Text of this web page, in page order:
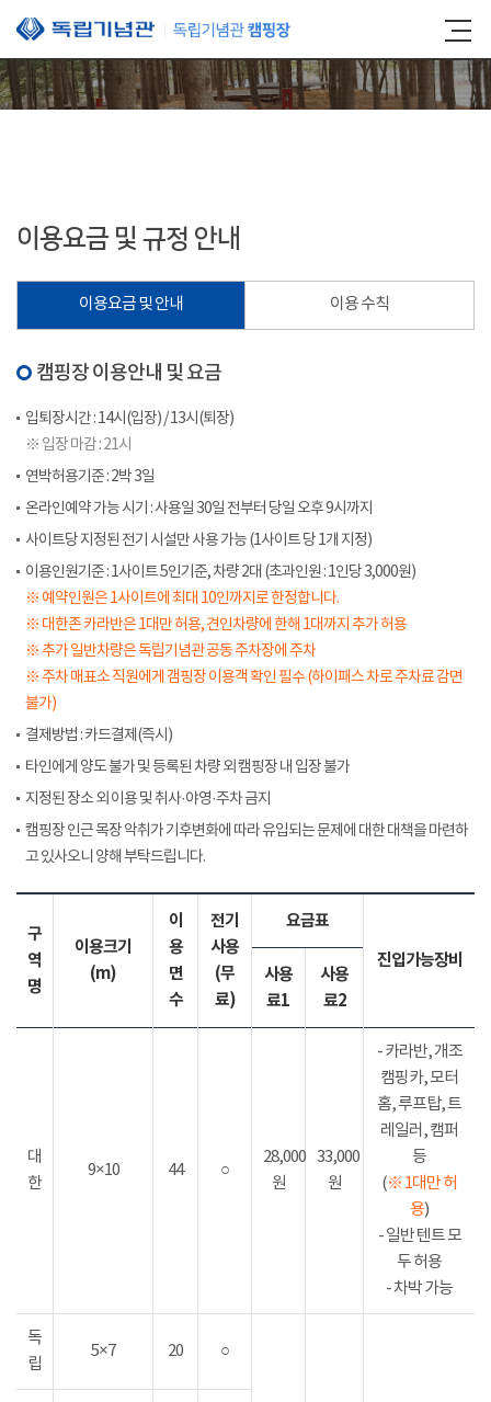
본문 바로가기
이용요금 및 규정 안내
이용요금 및 안내 이용 수칙
캠핑장 이용안내 및 요금
입퇴장시간 : 14시(입장) / 13시(퇴장)
※ 입장 마감 : 21시
연박허용기준 : 2박 3일
온라인예약 가능 시기 : 사용일 30일 전부터 당일 오후 9시까지
사이트당 지정된 전기 시설만 사용 가능 (1사이트 당 1개 지정)
이용인원기준 : 1사이트 5인기준, 차량 2대 (초과인원 : 1인당 3,000원)
※ 예약인원은 1사이트에 최대 10인까지로 한정합니다.
※ 대한존 카라반은 1대만 허용, 견인차량에 한해 1대까지 추가 허용
※ 추가 일반차량은 독립기념관 공동 주차장에 주차
※ 주차 매표소 직원에게 갬핑장 이용객 확인 필수 (하이패스 차로 주차료 감면
불가)
결제방법 : 카드결제(즉시)
타인에게 양도 불가 및 등록된 차량 외 캠핑장 내 입장 불가
지정된 장소 외 이용 및 취사·야영·주차 금지
캠핑장 인근 목장 악취가 기후변화에 따라 유입되는 문제에 대한 대책을 마련하
고 있사오니 양해 부탁드립니다.
구
역
명
이용크기
(m)
이
용
면
수
전기
사용
(무
료)
요금표
진입가능장비
사용
료1
사용
료2
대
한
9×10 44 ○
28,000
원
33,000
원
- 카라반, 개조
캠핑카, 모터
홈, 루프탑, 트
레일러, 캠퍼
등
(※ 1대만 허
용)
- 일반 텐트 모
두 허용
- 차박 가능
독
립
5×7 20 ○